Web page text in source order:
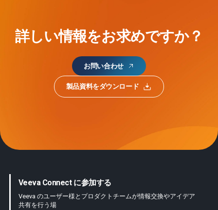
詳しい情報をお求めですか？
お問い合わせ
製品資料をダウンロード
Veeva Connect に参加する
Veeva のユーザー様とプロダクトチームが情報交換やアイデア
共有を行う場